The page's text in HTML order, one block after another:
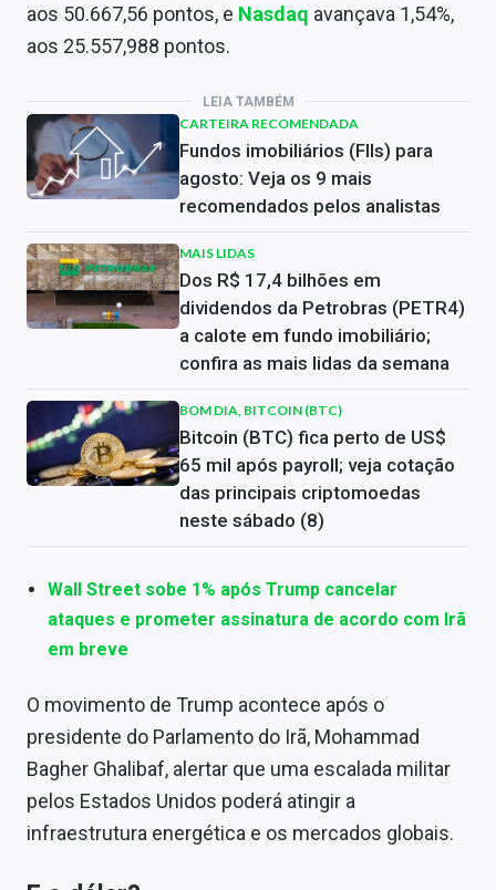
aos 50.667,56 pontos, e Nasdaq avançava 1,54%,
aos 25.557,988 pontos.
LEIA TAMBÉM
CARTEIRA RECOMENDADA
Fundos imobiliários (FIIs) para
agosto: Veja os 9 mais
recomendados pelos analistas
MAIS LIDAS
Dos R$ 17,4 bilhões em
dividendos da Petrobras (PETR4)
a calote em fundo imobiliário;
confira as mais lidas da semana
BOM DIA, BITCOIN (BTC)
Bitcoin (BTC) fica perto de US$
65 mil após payroll; veja cotação
das principais criptomoedas
neste sábado (8)
Wall Street sobe 1% após Trump cancelar
ataques e prometer assinatura de acordo com Irã
em breve
O movimento de Trump acontece após o
presidente do Parlamento do Irã, Mohammad
Bagher Ghalibaf, alertar que uma escalada militar
pelos Estados Unidos poderá atingir a
infraestrutura energética e os mercados globais.